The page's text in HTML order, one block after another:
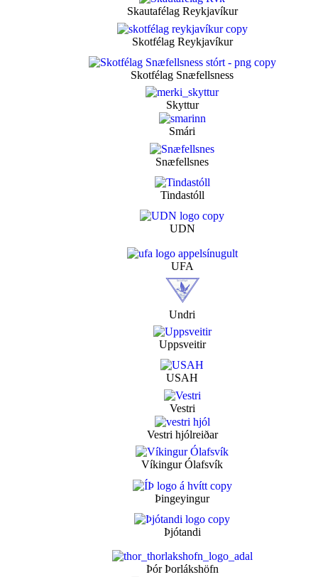
Skautafélag Reykjavíkur
Skotfélag Reykjavíkur
Skotfélag Snæfellsness
Skyttur
Smári
Snæfellsnes
Tindastóll
UDN
UFA
Undri
Uppsveitir
USAH
Vestri
Vestri hjólreiðar
Víkingur Ólafsvík
Þingeyingur
Þjótandi
Þór Þorlákshöfn